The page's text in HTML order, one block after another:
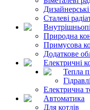
Сталеві
Природна
Примусова
Додаткове
Електричні
Тепла
Електрична
Автоматика
Для котлів